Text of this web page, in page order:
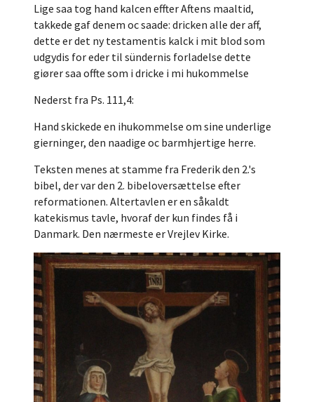
Lige saa tog hand kalcen effter Aftens maaltid,
takkede gaf denem oc saade: dricken alle der aff,
dette er det ny testamentis kalck i mit blod som
udgydis for eder til sündernis forladelse dette
giører saa offte som i dricke i mi hukommelse
Nederst fra Ps. 111,4:
Hand skickede en ihukommelse om sine underlige
gierninger, den naadige oc barmhjertige herre.
Teksten menes at stamme fra Frederik den 2.'s
bibel, der var den 2. bibeloversættelse efter
reformationen. Altertavlen er en såkaldt
katekismus tavle, hvoraf der kun findes få i
Danmark. Den nærmeste er Vrejlev Kirke.